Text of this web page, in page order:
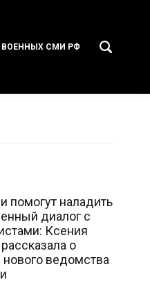
ВОЕННЫХ СМИ РФ
помогут наладить
диалог с
Ксения
о
нового ведомства